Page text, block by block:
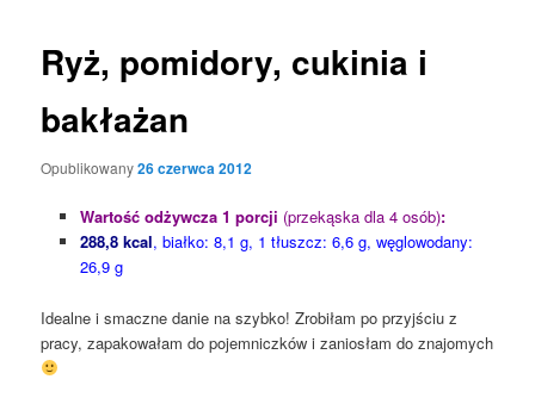
Ryż, pomidory, cukinia i
bakłażan
Opublikowany26 czerwca 2012
Wartość odżywcza 1 porcji (przekąska dla 4 osób):
288,8 kcal, białko: 8,1 g, 1 tłuszcz: 6,6 g, węglowodany:
26,9 g
Idealne i smaczne danie na szybko! Zrobiłam po przyjściu z
pracy, zapakowałam do pojemniczków i zaniosłam do znajomych